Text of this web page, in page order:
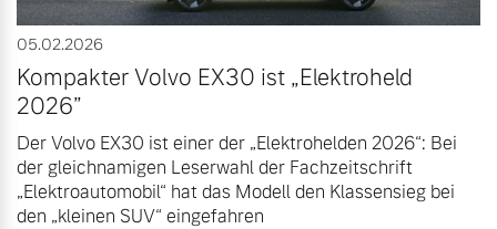
05.02.2026
Kompakter Volvo EX30 ist „Elektroheld
2026”
Der Volvo EX30 ist einer der „Elektrohelden 2026“: Bei
der gleichnamigen Leserwahl der Fachzeitschrift
„Elektroautomobil“ hat das Modell den Klassensieg bei
den „kleinen SUV“ eingefahren